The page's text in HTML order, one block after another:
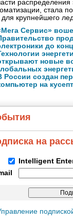
распределения
стала
крупнейшего
Сервис»
до
новые
России создан
на
на
Intelligent